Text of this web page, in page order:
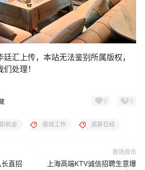
汇上传，本站无法鉴别所属版权，
处理！
0 0
机会 夜场工作 高薪日结
长直招
夜场资讯
上海高端KTV诚信招聘生意爆